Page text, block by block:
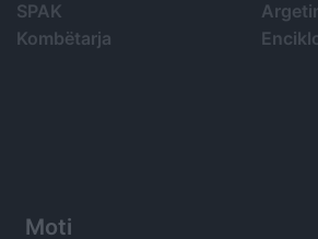
SPAK
Kombëtarja
Moti